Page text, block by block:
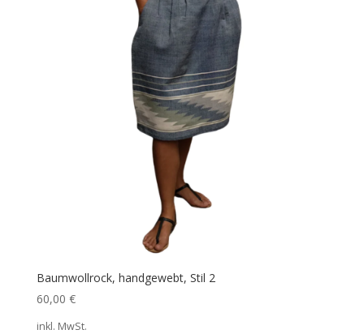
Baumwollrock, handgewebt, Stil 2
60,00 €
inkl. MwSt.